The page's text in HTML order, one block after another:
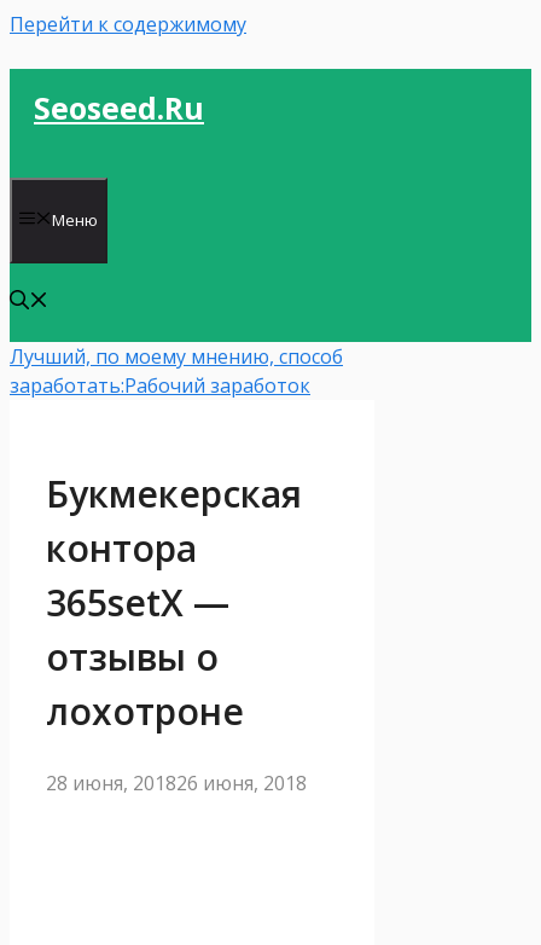
Перейти к содержимому
Seoseed.ru
Меню
Лучший, по моему мнению, способ
заработать:Рабочий заработок
Букмекерская
контора
365setX —
отзывы о
лохотроне
28 июня, 201826 июня, 2018